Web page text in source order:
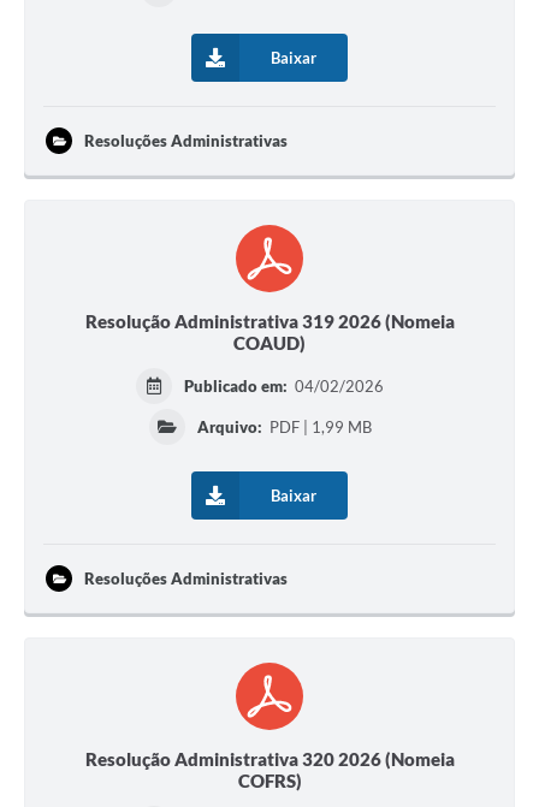
Baixar
Resoluções Administrativas
Resolução Administrativa 319 2026 (Nomeia
COAUD)
Publicado em: 04/02/2026
Arquivo: PDF | 1,99 MB
Baixar
Resoluções Administrativas
Resolução Administrativa 320 2026 (Nomeia
COFRS)